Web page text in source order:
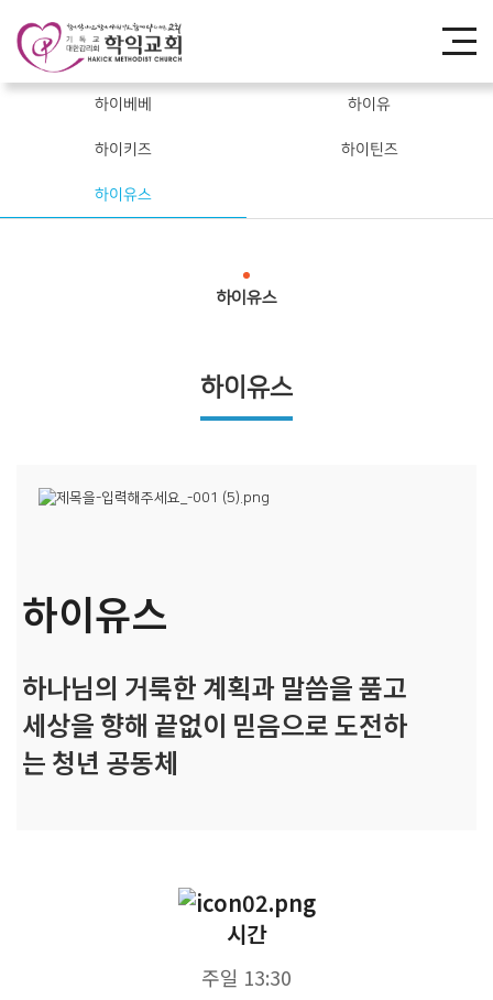
하이베베 하이유
하이키즈 하이틴즈
하이유스
하이유스
하이유스
하이유스
하나님의 거룩한 계획과 말씀을 품고
세상을 향해 끝없이 믿음으로 도전하
는 청년 공동체
시간
주일 13:30